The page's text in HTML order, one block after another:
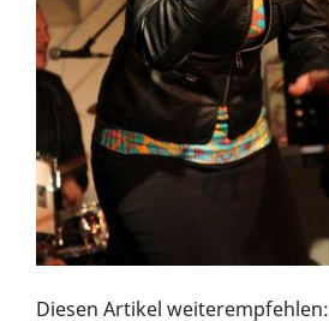
Diesen Artikel weiterempfehlen: